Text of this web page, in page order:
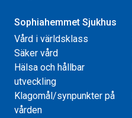
Sophiahemmet Sjukhus
Vård i världsklass
Säker vård
Hälsa och hållbar
utveckling
Klagomål/synpunkter på
vården